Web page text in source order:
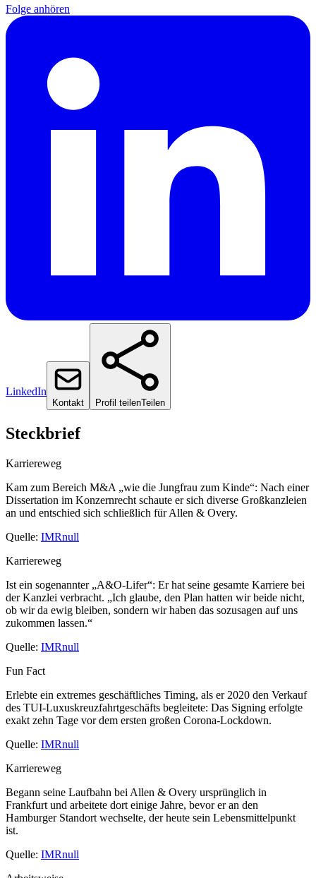
Folge anhören
LinkedIn
Kontakt Profil teilenTeilen
Steckbrief
Karriereweg
Kam zum Bereich M&A „wie die Jungfrau zum Kinde“: Nach einer
Dissertation im Konzernrecht schaute er sich diverse Großkanzleien
an und entschied sich schließlich für Allen & Overy.
Quelle: IMRnull
Karriereweg
Ist ein sogenannter „A&O-Lifer“: Er hat seine gesamte Karriere bei
der Kanzlei verbracht. „Ich glaube, den Plan hatten wir beide nicht,
ob wir da ewig bleiben, sondern wir haben das sozusagen auf uns
zukommen lassen.“
Quelle: IMRnull
Fun Fact
Erlebte ein extremes geschäftliches Timing, als er 2020 den Verkauf
des TUI-Luxuskreuzfahrtgeschäfts begleitete: Das Signing erfolgte
exakt zehn Tage vor dem ersten großen Corona-Lockdown.
Quelle: IMRnull
Karriereweg
Begann seine Laufbahn bei Allen & Overy ursprünglich in
Frankfurt und arbeitete dort einige Jahre, bevor er an den
Hamburger Standort wechselte, der heute sein Lebensmittelpunkt
ist.
Quelle: IMRnull